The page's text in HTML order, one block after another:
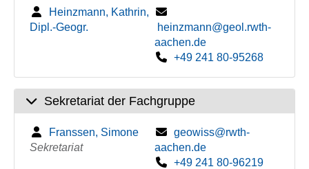
Heinzmann, Kathrin,
Dipl.-Geogr.
heinzmann@geol.rwth-
aachen.de
+49 241 80-95268
Sekretariat der Fachgruppe
Franssen, Simone
Sekretariat
geowiss@rwth-
aachen.de
+49 241 80-96219